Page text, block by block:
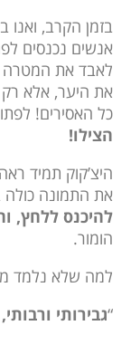
בזמן הקרב, ואנו
אנשים נכנסים
לאבד את המטרה
את היער, אלא
כל האסירים!
הצילו!
היצ’קוק תמיד
את התמונה כולה
להיכנס ללחץ,
הומור.
למה שלא נלמד
“גבירותי ורבותי,